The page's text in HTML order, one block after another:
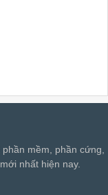
mềm, phần cứng,
nhất hiện nay.